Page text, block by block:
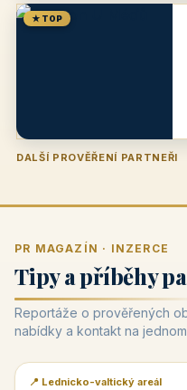
★ TOP
DALŠÍ PROVĚŘENÍ PARTNEŘI
Penzion U Zámku Pension Faber
PR MAGAZÍN · INZERCE
Tipy a příběhy
Reportáže o prověřených
nabídky a kontakt na jednom
📰 PR článek
📍 Lednicko-valtický areál